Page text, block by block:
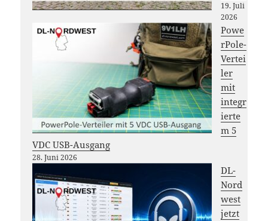
19. Juli
2026
Powe
rPole-
Vertei
ler
mit
integr
ierte
m 5
VDC USB-Ausgang
28. Juni 2026
DL-
Nord
west
jetzt